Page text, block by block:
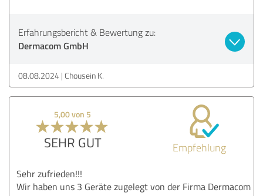
Erfahrungsbericht & Bewertung zu:
Dermacom GmbH
08.08.2024 Chousein K.
5,00 von 5
SEHR GUT Empfehlung
Sehr zufrieden!!!
Wir haben uns 3 Geräte zugelegt von der Firma Dermacom